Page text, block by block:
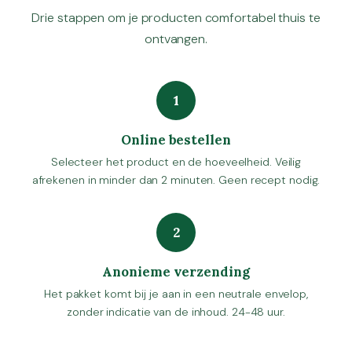
Drie stappen om je producten comfortabel thuis te
ontvangen.
1
Online bestellen
Selecteer het product en de hoeveelheid. Veilig
afrekenen in minder dan 2 minuten. Geen recept nodig.
2
Anonieme verzending
Het pakket komt bij je aan in een neutrale envelop,
zonder indicatie van de inhoud. 24-48 uur.